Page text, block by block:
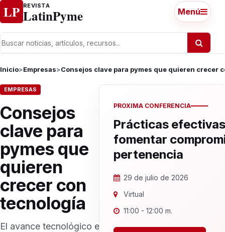
Ir al contenido
LP REVISTA
LatinPyme Menú
Inicio>Empresas>Consejos clave para pymes que quieren crecer
EMPRESAS
Consejos
clave para
pymes que
quieren
crecer con
tecnología
El avance tecnológico está
PROXIMA CONFERENCIA
Prácticas
fomentar
pertenencia
29 de julio de 2026
Virtual
11:00 - 12:00 m.